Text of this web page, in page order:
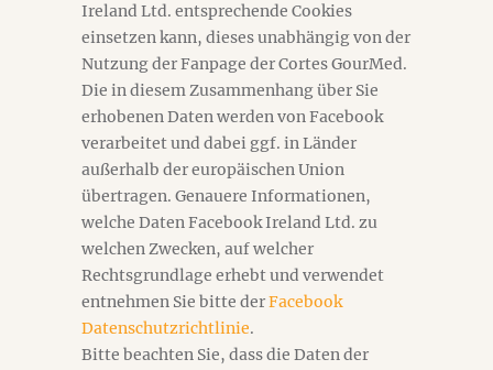
Ireland Ltd. entsprechende Cookies
einsetzen kann, dieses unabhängig von der
Nutzung der Fanpage der Cortes GourMed.
Die in diesem Zusammenhang über Sie
erhobenen Daten werden von Facebook
verarbeitet und dabei ggf. in Länder
außerhalb der europäischen Union
übertragen. Genauere Informationen,
welche Daten Facebook Ireland Ltd. zu
welchen Zwecken, auf welcher
Rechtsgrundlage erhebt und verwendet
entnehmen Sie bitte derFacebook
Datenschutzrichtlinie.
Bitte beachten Sie, dass die Daten der